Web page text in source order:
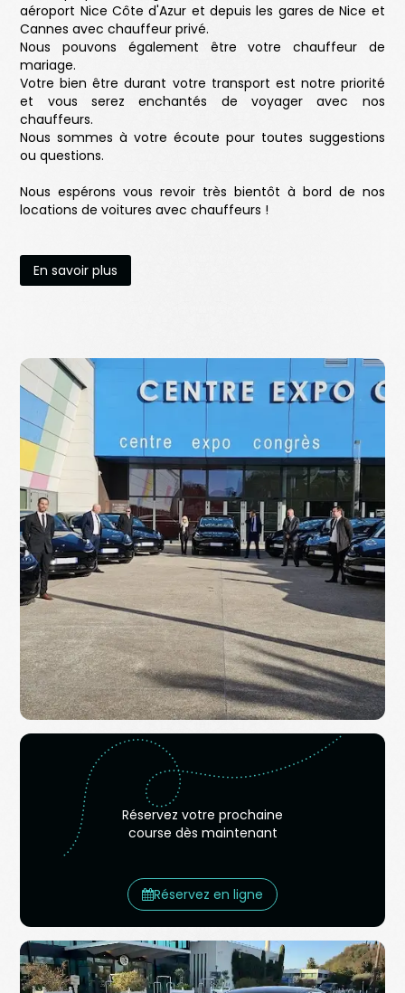
aéroport Nice Côte d'Azur et depuis les gares de Nice et
Cannes avec chauffeur privé.
Nous pouvons également être votre chauffeur de
mariage.
Votre bien être durant votre transport est notre priorité
et vous serez enchantés de voyager avec nos
chauffeurs.
Nous sommes à votre écoute pour toutes suggestions
ou questions.
Nous espérons vous revoir très bientôt à bord de nos
locations de voitures avec chauffeurs !
En savoir plus
Réservez votre prochaine
course dès maintenant
Réservez en ligne